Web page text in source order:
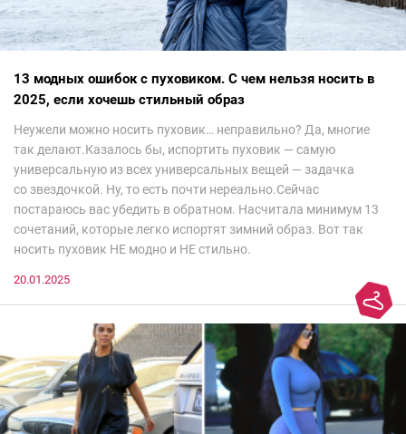
13 модных ошибок с пуховиком. С чем нельзя носить в
2025, если хочешь стильный образ
Неужели можно носить пуховик… неправильно? Да, многие
так делают.Казалось бы, испортить пуховик — самую
универсальную из всех универсальных вещей — задачка
со звездочкой. Ну, то есть почти нереально.Сейчас
постараюсь вас убедить в обратном. Насчитала минимум 13
сочетаний, которые легко испортят зимний образ. Вот так
носить пуховик НЕ модно и НЕ стильно.
20.01.2025